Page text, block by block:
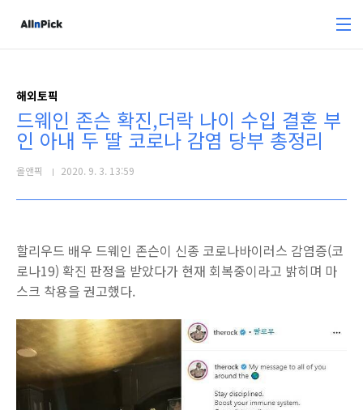
해외토픽
드웨인 존슨 확진,더락 나이 수입 결혼 부
인 아내 두 딸 코로나 감염 당부 총정리
올앤픽 2020. 9. 3. 13:59
할리우드 배우 드웨인 존슨이 신종 코로나바이러스 감염증(코
로나19) 확진 판정을 받았다가 현재 회복중이라고 밝히며 마
스크 착용을 권고했다.